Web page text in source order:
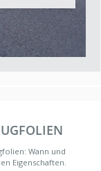
Wann und
Eigenschaften.